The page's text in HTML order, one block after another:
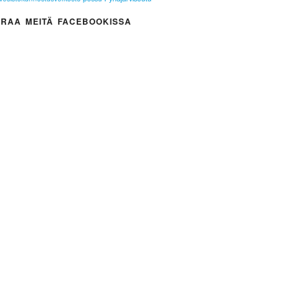
MEITÄ FACEBOOKISSA